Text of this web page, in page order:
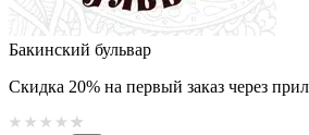
Бакинский бульвар
Скидка 20% на первый заказ через